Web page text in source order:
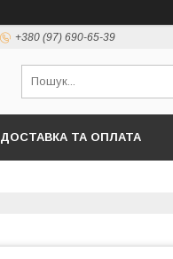
+380 (97) 690-65-39
ДОСТАВКА ТА ОПЛАТА